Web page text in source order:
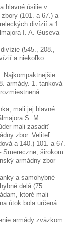
hlavné úsilie v
(101. a 67.) a
divízií a 1.
I. A. Guseva
(545., 208.,
a niekoľko
Najkompaktnejšie
armády. 1. tanková
mali jej hlavné
S. M.
mali zasadiť
zbor. Veliteľ
a 140.) 101. a 67.
Smereczne, širokom
armádny zbor
a samohybné
delá (75
ktoré mali
útok bola určená
armády zväzkom